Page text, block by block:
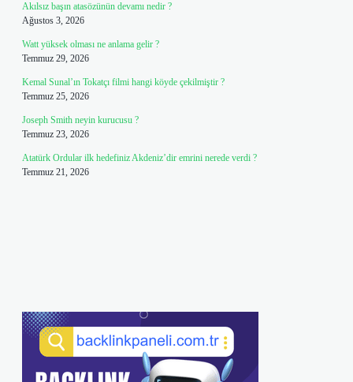
Akılsız başın atasözünün devamı nedir ?
Ağustos 3, 2026
Watt yüksek olması ne anlama gelir ?
Temmuz 29, 2026
Kemal Sunal’ın Tokatçı filmi hangi köyde çekilmiştir ?
Temmuz 25, 2026
Joseph Smith neyin kurucusu ?
Temmuz 23, 2026
Atatürk Ordular ilk hedefiniz Akdeniz’dir emrini nerede verdi ?
Temmuz 21, 2026